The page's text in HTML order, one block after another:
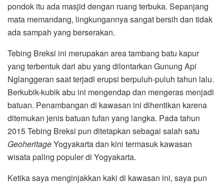
pondok itu ada masjid dengan ruang terbuka. Sepanjang
mata memandang, lingkungannya sangat bersih dan tidak
ada sampah yang berserakan.
Tebing Breksi ini merupakan area tambang batu kapur
yang terbentuk dari abu yang dilontarkan Gunung Api
Nglanggeran saat terjadi erupsi berpuluh-puluh tahun lalu.
Berkubik-kubik abu ini mengendap dan mengeras menjadi
batuan. Penambangan di kawasan ini dihentikan karena
ditemukan jenis batuan tufan yang langka. Pada tahun
2015 Tebing Breksi pun ditetapkan sebagai salah satu
GeoheritageYogyakarta dan kini termasuk kawasan
wisata paling populer di Yogyakarta.
Ketika saya menginjakkan kaki di kawasan ini, saya pun